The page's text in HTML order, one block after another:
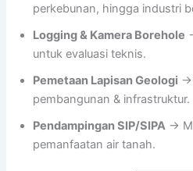
perkebunan, hingga industri
Logging & Kamera Borehole
untuk evaluasi teknis.
Pemetaan Lapisan Geologi →
pembangunan & infrastruktur.
Pendampingan SIP/SIPA →
pemanfaatan air tanah.